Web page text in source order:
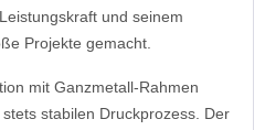
und seinem
Projekte gemacht.
mit Ganzmetall-Rahmen
stabilen Druckprozess. Der